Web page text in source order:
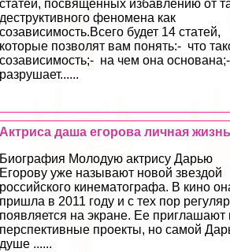
статей, посвященных избавлению от
деструктивного феномена как
созависимость.Всего будет 14 статей,
которые позволят вам понять:- что
созависимость;- на чем она
разрушает......
Актриса даша егорова личная жизнь
Биография Молодую актрису Дарью
Егорову уже называют новой звездой
российского кинематографа. В кино
пришла в 2011 году и с тех пор
появляется на экране. Ее приглашают
перспективные проекты, но самой
душе ......